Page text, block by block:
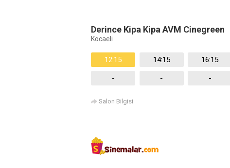
Derince Kipa Kipa AVM Cinegreen
Kocaeli
12:15 14:15 16:15
- - -
Salon Bilgisi